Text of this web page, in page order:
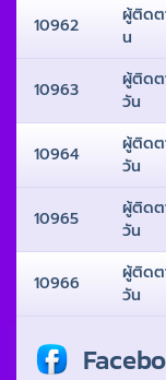
10962
ผู้ติดต
น
10963
ผู้ติดต
วัน
10964
ผู้ติดต
วัน
10965
ผู้ติดต
วัน
10966
ผู้ติดต
วัน